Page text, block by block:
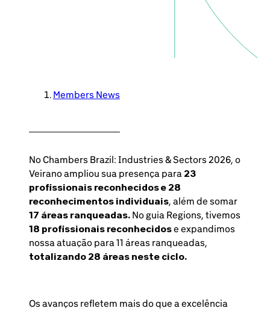
Members News
No Chambers Brazil: Industries & Sectors 2026, o
Veirano ampliou sua presença para 23
profissionais reconhecidos e 28
reconhecimentos individuais, além de somar
17 áreas ranqueadas. No guia Regions, tivemos
18 profissionais reconhecidose expandimos
nossa atuação para 11 áreas ranqueadas,
totalizando 28 áreas neste ciclo.
Os avanços refletem mais do que a excelência